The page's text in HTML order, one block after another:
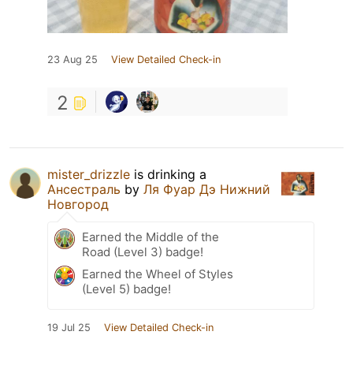
23 Aug 25 View Detailed Check-in
2
mister_drizzle is drinking a
Ансестраль by Ля Фуар Дэ Нижний
Новгород
Earned the Middle of the
Road (Level 3) badge!
Earned the Wheel of Styles
(Level 5) badge!
19 Jul 25 View Detailed Check-in